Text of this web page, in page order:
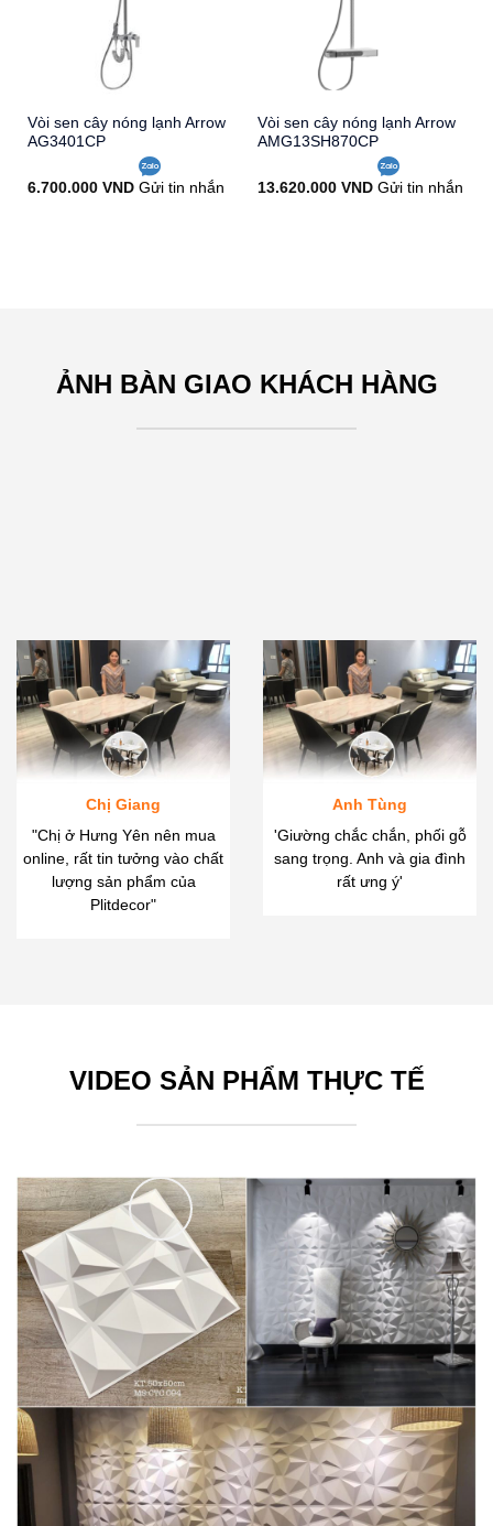
Vòi sen cây nóng lạnh Arrow
AG3401CP
6.700.000 VND Gửi tin nhắn
Vòi sen cây nóng lạnh Arrow
AMG13SH870CP
13.620.000 VND Gửi tin nhắn
ẢNH BÀN GIAO KHÁCH HÀNG
Chị Giang
"Chị ở Hưng Yên nên mua
online, rất tin tưởng vào chất
lượng sản phẩm của
Plitdecor"
Anh Tùng
'Giường chắc chắn, phối gỗ
sang trọng. Anh và gia đình
rất ưng ý'
VIDEO SẢN PHẨM THỰC TẾ